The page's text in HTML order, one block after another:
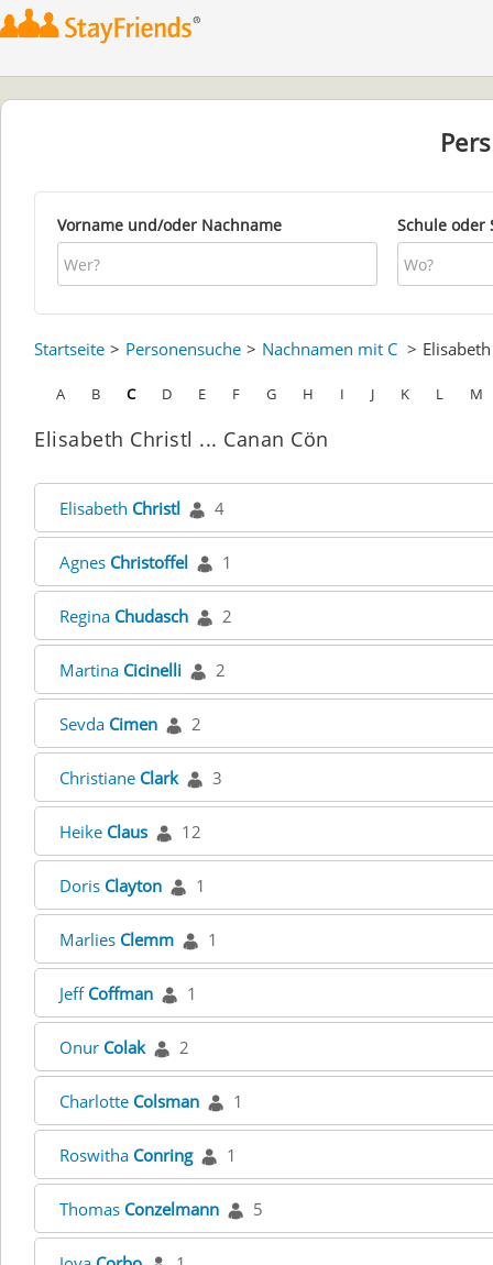
Vorname und/oder Nachname Schule oder
Startseite Personensuche Nachnamen mit C
A B C D E F G H I J K L M
Elisabeth Christl ... Canan Cön
Elisabeth Christl 4
Agnes Christoffel 1
Regina Chudasch 2
Martina Cicinelli 2
Sevda Cimen 2
Christiane Clark 3
Heike Claus 12
Doris Clayton 1
Marlies Clemm 1
Jeff Coffman 1
Onur Colak 2
Charlotte Colsman 1
Roswitha Conring 1
Thomas Conzelmann 5